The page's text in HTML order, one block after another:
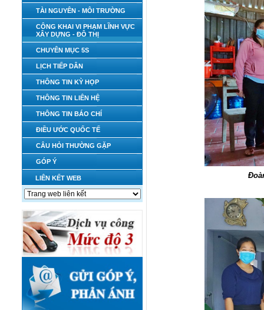
TÀI NGUYÊN - MÔI TRƯỜNG
CÔNG KHAI VI PHẠM LĨNH VỰC
XÂY DỰNG - ĐÔ THỊ
CHUYÊN MỤC 5S
LỊCH TIẾP DÂN
THÔNG TIN KỲ HỌP
THÔNG TIN LIÊN HỆ
THÔNG TIN BÁO CHÍ
ĐIỀU ƯỚC QUỐC TẾ
CÂU HỎI THƯỜNG GẶP
GÓP Ý
LIÊN KẾT WEB